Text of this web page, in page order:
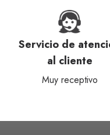
Servicio de
al cliente
Muy receptivo